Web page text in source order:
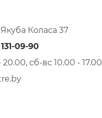
Коласа 37
131-09-90
сб-вс 10.00 - 17.00